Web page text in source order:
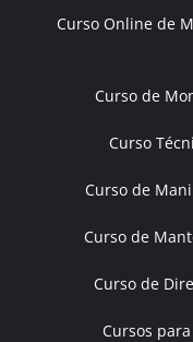
Curso Online de
Curso de
Curso
Curso de
Curso de
Curso de
Cursos